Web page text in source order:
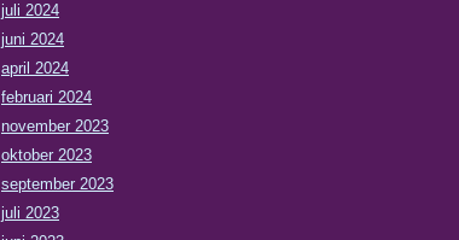
juli 2024
juni 2024
april 2024
februari 2024
november 2023
oktober 2023
september 2023
juli 2023